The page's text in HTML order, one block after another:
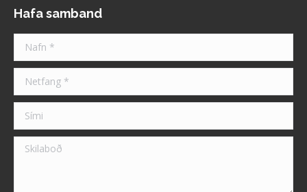
Hafa samband
Nafn *
Netfang *
Sími
Skilaboð